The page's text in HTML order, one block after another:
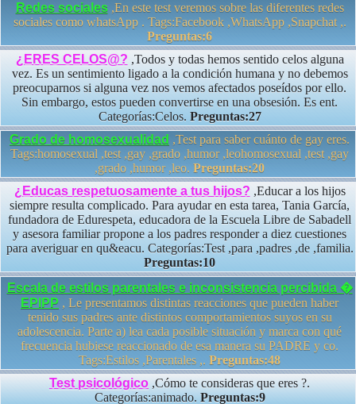
Redes sociales,En este test veremos sobre las diferentes redes
sociales como whatsApp . Tags:Facebook ,WhatsApp ,Snapchat ,.
Preguntas:6
¿ERES CELOS@? ,Todos y todas hemos sentido celos alguna
vez. Es un sentimiento ligado a la condición humana y no debemos
preocuparnos si alguna vez nos vemos afectados poseídos por ello.
Sin embargo, estos pueden convertirse en una obsesión. Es ent.
Categorías:Celos. Preguntas:27
Grado de homosexualidad ,Test para saber cuánto de gay eres.
Tags:homosexual ,test ,gay ,grado ,humor ,leohomosexual ,test ,gay
,grado ,humor ,leo. Preguntas:20
¿Educas respetuosamente a tus hijos? ,Educar a los hijos
siempre resulta complicado. Para ayudar en esta tarea, Tania García,
fundadora de Edurespeta, educadora de la Escuela Libre de Sabadell
y asesora familiar propone a los padres responder a diez cuestiones
para averiguar en qu&eacu. Categorías:Test ,para ,padres ,de ,familia.
Preguntas:10
Escala de estilos parentales e inconsistencia percibida �
EPIPP , Le presentamos distintas reacciones que pueden haber
tenido sus padres ante distintos comportamientos suyos en su
adolescencia. Parte a) lea cada posible situación y marca con qué
frecuencia hubiese reaccionado de esa manera su PADRE y co.
Tags:Estilos ,Parentales ,. Preguntas:48
Test psicológico,Cómo te consideras que eres ?.
Categorías:animado. Preguntas:9